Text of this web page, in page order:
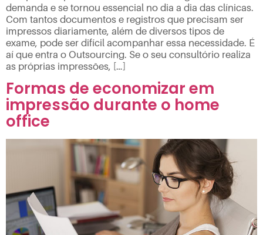
demanda e se tornou essencial no dia a dia das clínicas.
Com tantos documentos e registros que precisam ser
impressos diariamente, além de diversos tipos de
exame, pode ser difícil acompanhar essa necessidade. É
aí que entra o Outsourcing. Se o seu consultório realiza
as próprias impressões, […]
Formas de economizar em
impressão durante o home
office